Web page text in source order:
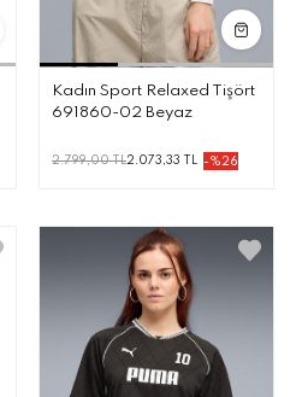
Kadın Sport Relaxed Tişört
691860-02 Beyaz
2.799,00 TL2.073,33 TL -%26